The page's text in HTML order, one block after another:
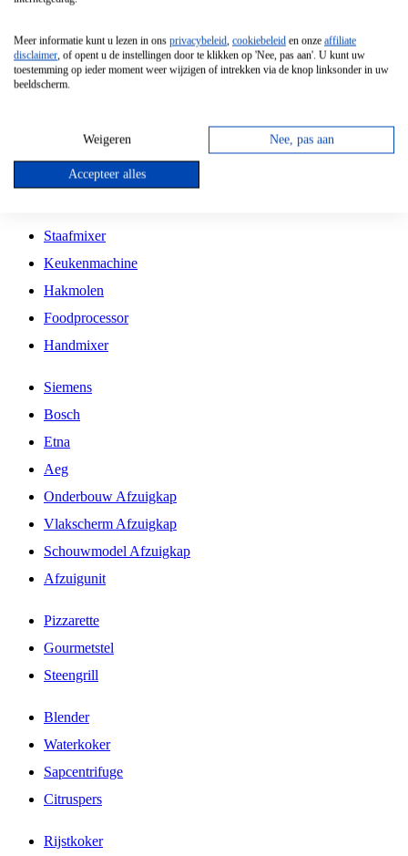
Vrijstaande Magnetron
Vrijstaande Kookplaat
Inbouw Gaskookplaat
Inbouw Keramische Kookplaat
Kookplaat Accessoires
Staafmixer
Keukenmachine
Hakmolen
Foodprocessor
Handmixer
Siemens
Bosch
Etna
Aeg
Onderbouw Afzuigkap
Vlakscherm Afzuigkap
Schouwmodel Afzuigkap
Afzuigunit
Pizzarette
Gourmetstel
Steengrill
Blender
Waterkoker
Sapcentrifuge
Citruspers
Rijstkoker
Meer informatie kunt u lezen in ons privacybeleid, cookiebeleid en onze affiliate
disclaimer, of opent u de instellingen door te klikken op 'Nee, pas aan'. U kunt uw
toestemming op ieder moment weer wijzigen of intrekken via de knop linksonder in uw
beeldscherm.
Weigeren Nee, pas aan
Accepteer alles